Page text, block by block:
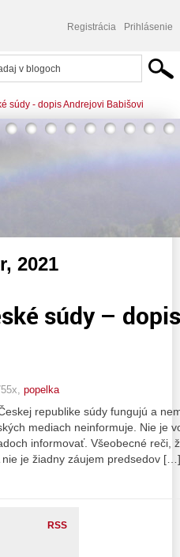
Registrácia Prihlásenie
súdy - dopis Andrejovi Babišovi
2021
súdy –
popelka
republike súdy fungujú a
mediach neinformuje. Nie je
informovať. Všeobecné reči,
nie je žiadny záujem predsedov […]
RSS